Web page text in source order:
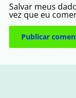
Salvar meus
vez que eu